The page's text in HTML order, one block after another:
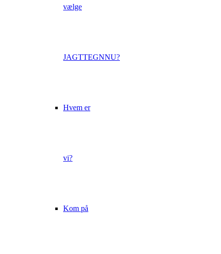
vælge
JAGTTEGNNU?
Hvem er
vi?
Kom på